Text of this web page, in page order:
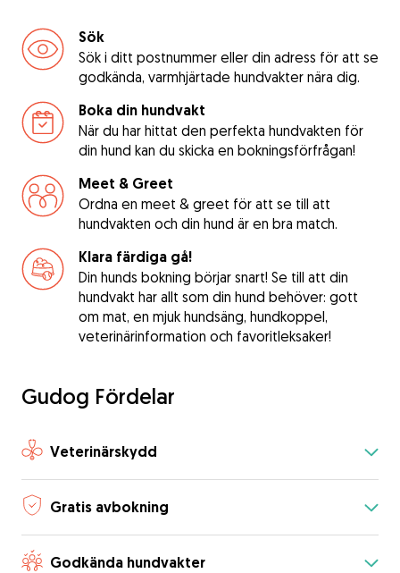
Sök
Sök i ditt postnummer eller din adress för att se
godkända, varmhjärtade hundvakter nära dig.
Boka din hundvakt
När du har hittat den perfekta hundvakten för
din hund kan du skicka en bokningsförfrågan!
Meet & Greet
Ordna en meet & greet för att se till att
hundvakten och din hund är en bra match.
Klara färdiga gå!
Din hunds bokning börjar snart! Se till att din
hundvakt har allt som din hund behöver: gott
om mat, en mjuk hundsäng, hundkoppel,
veterinärinformation och favoritleksaker!
Gudog Fördelar
Veterinärskydd
Gratis avbokning
Godkända hundvakter